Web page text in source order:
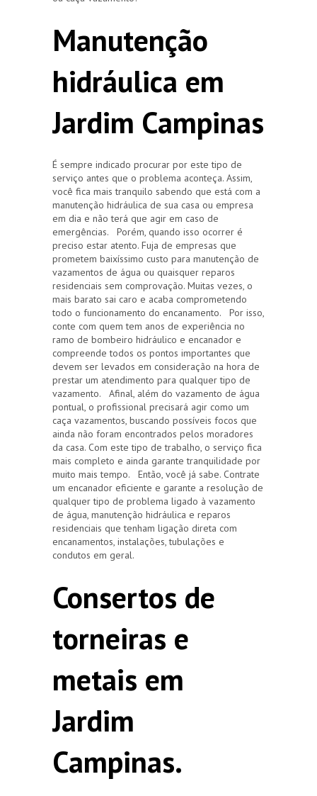
Manutenção
hidráulica em
Jardim Campinas
É sempre indicado procurar por este tipo de
serviço antes que o problema aconteça. Assim,
você fica mais tranquilo sabendo que está com a
manutenção hidráulica de sua casa ou empresa
em dia e não terá que agir em caso de
emergências. Porém, quando isso ocorrer é
preciso estar atento. Fuja de empresas que
prometem baixíssimo custo para manutenção de
vazamentos de água ou quaisquer reparos
residenciais sem comprovação. Muitas vezes, o
mais barato sai caro e acaba comprometendo
todo o funcionamento do encanamento. Por isso,
conte com quem tem anos de experiência no
ramo de bombeiro hidráulico e encanador e
compreende todos os pontos importantes que
devem ser levados em consideração na hora de
prestar um atendimento para qualquer tipo de
vazamento. Afinal, além do vazamento de água
pontual, o profissional precisará agir como um
caça vazamentos, buscando possíveis focos que
ainda não foram encontrados pelos moradores
da casa. Com este tipo de trabalho, o serviço fica
mais completo e ainda garante tranquilidade por
muito mais tempo. Então, você já sabe. Contrate
um encanador eficiente e garante a resolução de
qualquer tipo de problema ligado à vazamento
de água, manutenção hidráulica e reparos
residenciais que tenham ligação direta com
encanamentos, instalações, tubulações e
condutos em geral.
Consertos de
torneiras e
metais em
Jardim
Campinas.